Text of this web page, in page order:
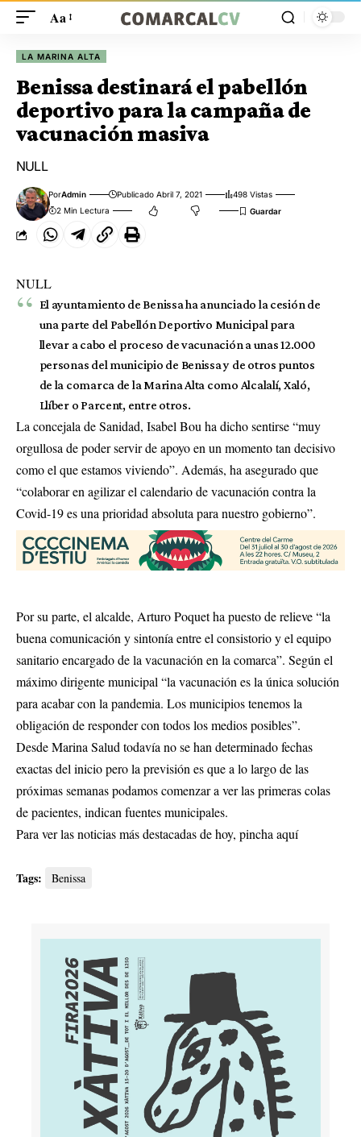
Aa
LA MARINA ALTA
Benissa destinará el pabellón
deportivo para la campaña de
vacunación masiva
NULL
PorAdmin Publicado Abril 7, 2021
498 Vistas
2 Min Lectura
NULL
El ayuntamiento de Benissa ha anunciado la cesión de
una parte del Pabellón Deportivo Municipal para
llevar a cabo el proceso de vacunación a unas 12.000
personas del municipio de Benissa y de otros puntos
de la comarca de la Marina Alta como Alcalalí, Xaló,
Llíber o Parcent, entre otros.
La concejala de Sanidad, Isabel Bou ha dicho sentirse “muy
orgullosa de poder servir de apoyo en un momento tan decisivo
como el que estamos viviendo”. Además, ha asegurado que
“colaborar en agilizar el calendario de vacunación contra la
Covid-19 es una prioridad absoluta para nuestro gobierno”.
Por su parte, el alcalde, Arturo Poquet ha puesto de relieve “la
buena comunicación y sintonía entre el consistorio y el equipo
sanitario encargado de la vacunación en la comarca”. Según el
máximo dirigente municipal “la vacunación es la única solución
para acabar con la pandemia. Los municipios tenemos la
obligación de responder con todos los medios posibles”.
Desde Marina Salud todavía no se han determinado fechas
exactas del inicio pero la previsión es que a lo largo de las
próximas semanas podamos comenzar a ver las primeras colas
de pacientes, indican fuentes municipales.
Para ver las noticias más destacadas de hoy, pincha aquí
Tags: Benissa